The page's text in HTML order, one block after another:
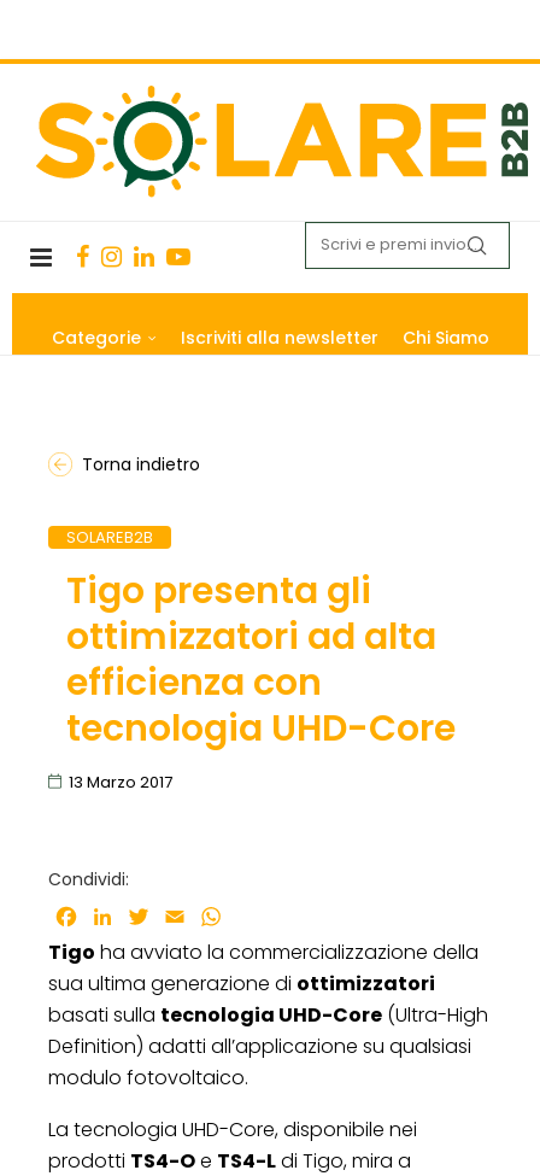
Categorie Iscriviti alla newsletter Chi Siamo
Torna indietro
SOLAREB2B
Tigo presenta gli
ottimizzatori ad alta
efficienza con
tecnologia UHD-Core
13 Marzo 2017
Condividi:
Facebook
LinkedInTwitter
Email
Tigo ha avviato la commercializzazione della
sua ultima generazione di ottimizzatori
basati sulla tecnologia UHD-Core (Ultra-High
Definition) adatti all’applicazione su qualsiasi
modulo fotovoltaico.
La tecnologia UHD-Core, disponibile nei
prodotti TS4-Oe TS4-Ldi Tigo, mira a